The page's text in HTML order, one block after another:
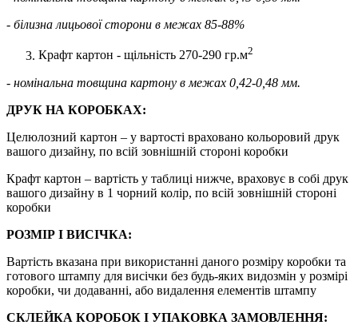
- білизна лицьової сторони в межах 85-88%
Крафт картон - щільність 270-290 гр.м2
- номінальна товщина картону в межах 0,42-0,48 мм.
ДРУК НА КОРОБКАХ:
Целюлозний картон – у вартості враховано кольоровий друк
вашого дизайну, по всій зовнішній стороні коробки
Крафт картон – вартість у таблиці нижче, враховує в собі друк
вашого дизайну в 1 чорний колір, по всій зовнішній стороні
коробки
РОЗМІР І ВИСІЧКА:
Вартість вказана при використанні даного розміру коробки та
готового штампу для висічки без будь-яких видозмін у розмірі
коробки, чи додаванні, або видалення елементів штампу
СКЛЕЙКА КОРОБОК І УПАКОВКА ЗАМОВЛЕННЯ: